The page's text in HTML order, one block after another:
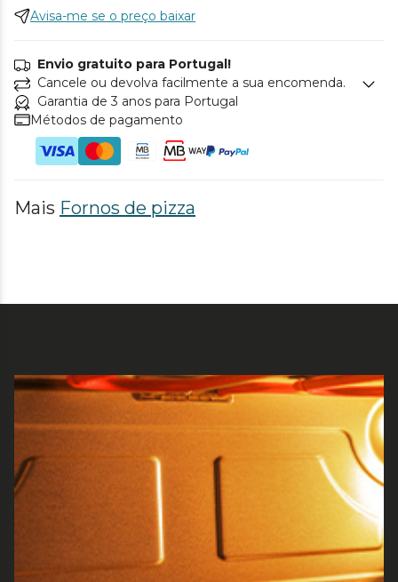
Avisa-me se o preço baixar
Envio gratuito para Portugal!
Cancele ou devolva facilmente a sua encomenda.
Garantia de 3 anos para Portugal
Métodos de pagamento
Mais Fornos de pizza